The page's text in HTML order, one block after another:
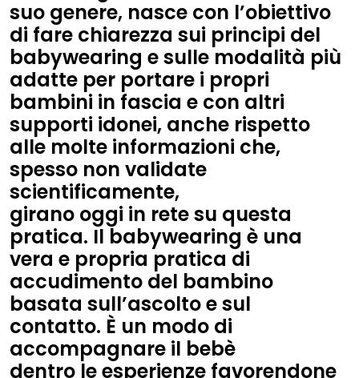
suo genere, nasce con l’obiettivo
di fare chiarezza sui principi del
babywearing e sulle modalità più
adatte per portare i propri
bambini in fascia e con altri
supporti idonei, anche rispetto
alle molte informazioni che,
spesso non validate
scientificamente,
girano oggi in rete su questa
pratica. Il babywearing è una
vera e propria pratica di
accudimento del bambino
basata sull’ascolto e sul
contatto. È un modo di
accompagnare il bebè
dentro le esperienze favorendone